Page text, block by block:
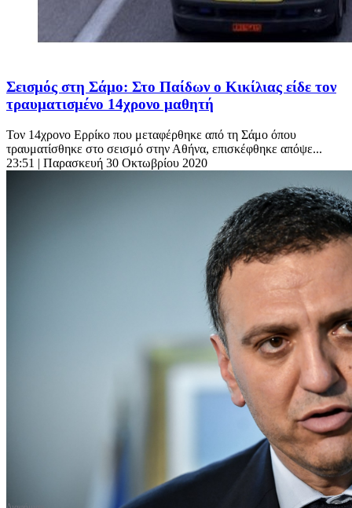
Σεισμός στη Σάμο: Στο Παίδων ο Κικίλιας είδε τον
τραυματισμένο 14χρονο μαθητή
Τον 14χρονο Ερρίκο που μεταφέρθηκε από τη Σάμο όπου
τραυματίσθηκε στο σεισμό στην Αθήνα, επισκέφθηκε απόψε...
23:51 | Παρασκευή 30 Οκτωβρίου 2020